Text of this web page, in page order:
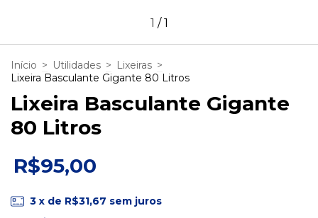
1 /1
Início > Utilidades > Lixeiras >
Lixeira Basculante Gigante 80 Litros
Lixeira Basculante Gigante
80 Litros
R$95,00
3 x de R$31,67 sem juros